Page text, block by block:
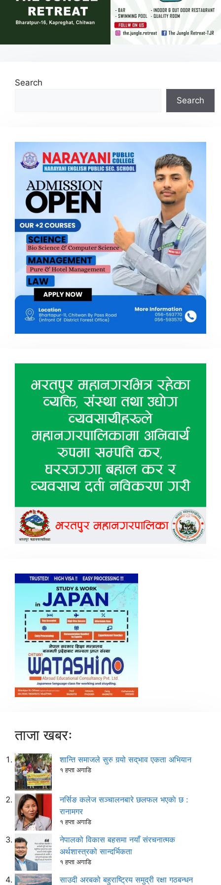
Search
Search
ताजा खबरः
शान्ति समाजले सुरु गर्‍यो सद्‌भाव एकता अभियान
१ हप्ता अगाडि
नर्सिङ कलेज सञ्चालनबारे छलफल भएकाे छ :
रानामगर
१ हप्ता अगाडि
नेपालको विकास बहसमा नयाँ संरचनात्मक
अर्थशास्त्रको सान्दर्भिकता
१ हप्ता अगाडि
साउदी अरबको बहुराष्ट्रिय समुद्री रक्षा गठबन्धन